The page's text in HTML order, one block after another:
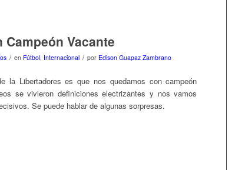
Campeón Vacante
/ en Fútbol Internacional / por Edison Guapaz Zambrano
la Libertadores es que nos quedamos con campeón
se vivieron definiciones electrizantes y nos vamos
Se puede hablar de algunas sorpresas.